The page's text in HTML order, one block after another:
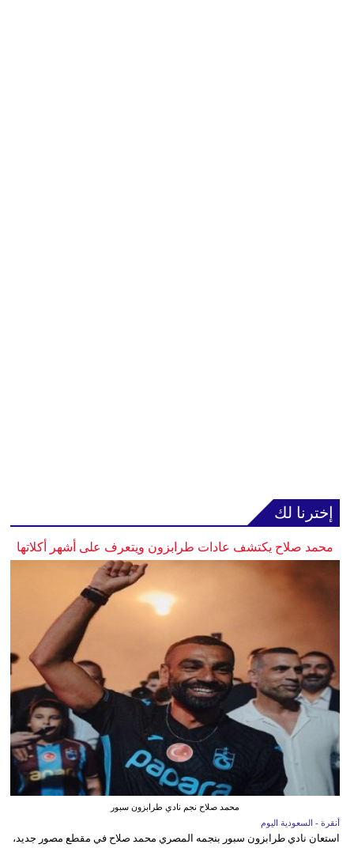
إخترنا لك
محمد صلاح يكتشف عادات طرابزون ويتعرف على أشهر أكلاتها
محمد صلاح نجم نادي طرابزون سبور
أنقرة - السعودية اليوم
استعان نادي طرابزون سبور بنجمه المصري محمد صلاح في مقطع مصور جديد،